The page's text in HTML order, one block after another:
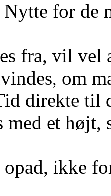
for de
fra, vil vel
om
direkte til
med et
ikke